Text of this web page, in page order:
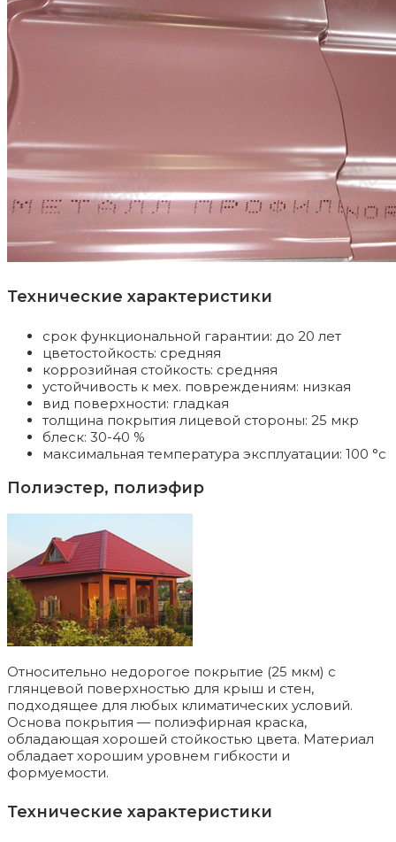
Технические характеристики
срок функциональной гарантии: до 20 лет
цветостойкость: средняя
коррозийная стойкость: средняя
устойчивость к мех. повреждениям: низкая
вид поверхности: гладкая
толщина покрытия лицевой стороны: 25 мкр
блеск: 30-40 %
максимальная температура эксплуатации: 100 °c
Полиэстер, полиэфир
Относительно недорогое покрытие (25 мкм) с
глянцевой поверхностью для крыш и стен,
подходящее для любых климатических условий.
Основа покрытия — полиэфирная краска,
обладающая хорошей стойкостью цвета. Материал
обладает хорошим уровнем гибкости и
формуемости.
Технические характеристики